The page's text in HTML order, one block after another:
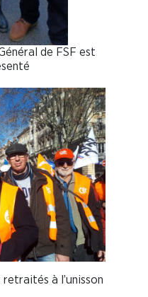
de FSF est
retraités à l’unisson